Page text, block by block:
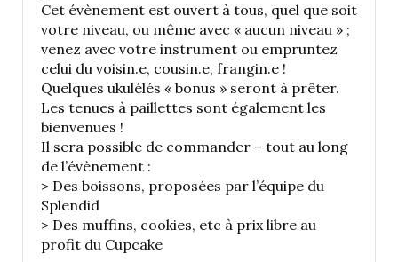
Cet évènement est ouvert à tous, quel que soit
votre niveau, ou même avec « aucun niveau » ;
venez avec votre instrument ou empruntez
celui du voisin.e, cousin.e, frangin.e !
Quelques ukulélés « bonus » seront à prêter.
Les tenues à paillettes sont également les
bienvenues !
Il sera possible de commander – tout au long
de l’évènement :
> Des boissons, proposées par l’équipe du
Splendid
> Des muffins, cookies, etc à prix libre au
profit du Cupcake